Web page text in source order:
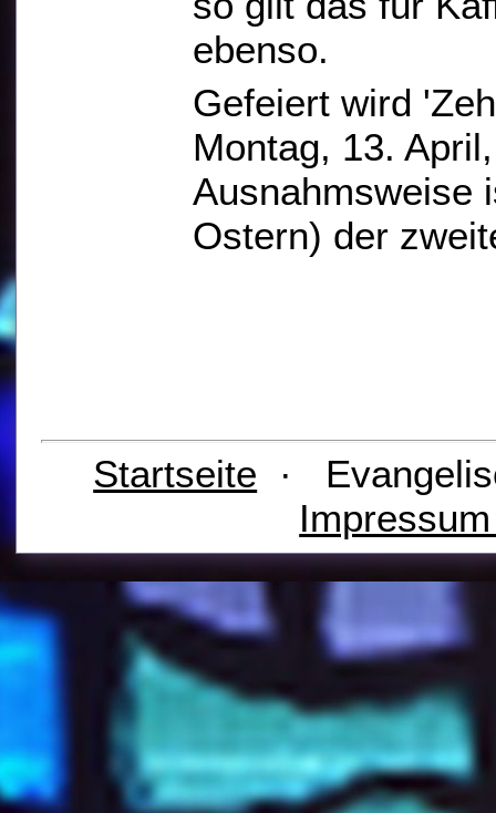
ebenso.
Gefeiert wird
Montag, 13.
Ausnahmsweise
Ostern) der
Startseite ·